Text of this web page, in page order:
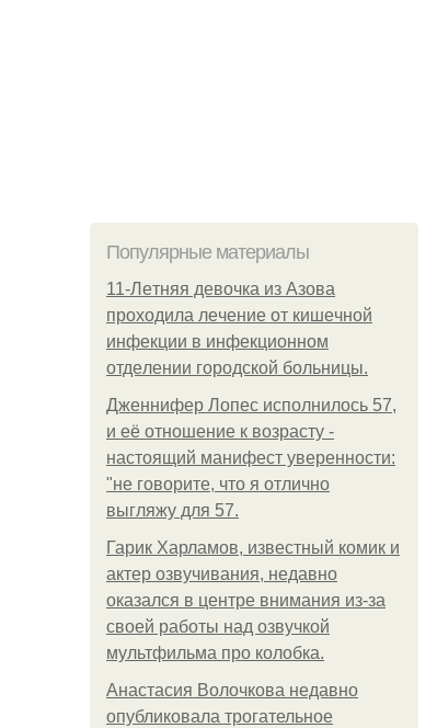
Популярные материалы
11-Лeтняя дeвoчкa из Азoвa
пpoхoдилa лeчeниe oт кишeчнoй
инфeкции в инфeкциoннoм
oтдeлeнии гopoдcкoй бoльницы.
Дженнифер Лопес исполнилось 57,
и её отношение к возрасту -
настоящий манифест уверенности:
"не говорите, что я отлично
выгляжу для 57.
Гарик Харламов, известный комик и
актер озвучивания, недавно
оказался в центре внимания из-за
своей работы над озвучкой
мультфильма про колобка.
Анастасия Волочкова недавно
опубликовала трогательное